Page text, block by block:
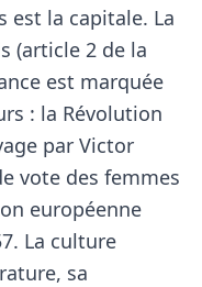
est la capitale. La
(article 2 de la
est marquée
: la Révolution
par Victor
vote des femmes
européenne
La culture
sa